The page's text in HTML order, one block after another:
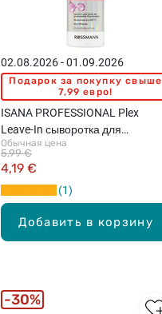
Добавить в корзину
02.08.2026 - 01.09.2026
Подарок за покупку свыше
7,99 евро!
ISANA PROFESSIONAL Plex
Leave-In сыворотка для
поврежденных волос, 100мл
Обычная цена
4,19 €
5,99 €
1
30%